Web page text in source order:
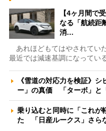
【4ヶ月間で
なる「航続距
消…
あれほどもてはやされてい
最近では減速基調になってい
《雪道の対応力を検証》
ー」の真価 「ターボ」と
乗り込むと同時に「これが
た 「日産ルークス」さら